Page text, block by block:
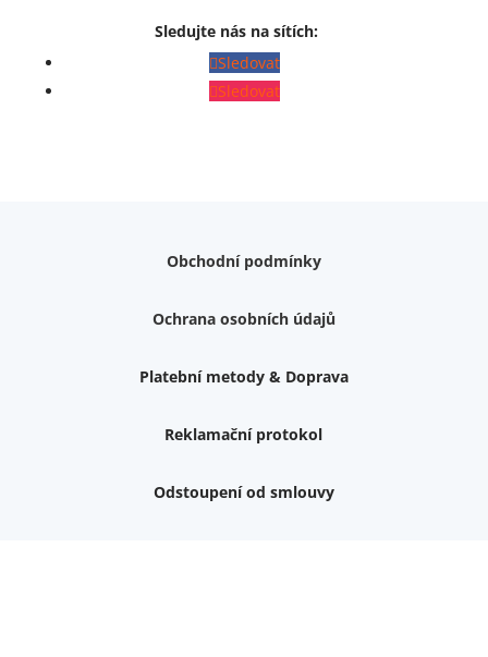
Sledujte nás na sítích:
Sledovat
Sledovat
Obchodní podmínky
Ochrana osobních údajů
Platební metody & Doprava
Reklamační protokol
Odstoupení od smlouvy